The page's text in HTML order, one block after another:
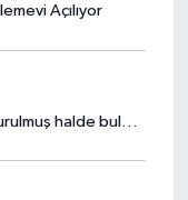
Açılıyor
halde bulundu